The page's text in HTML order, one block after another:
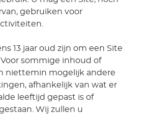
gebruiken voor
13 jaar oud zijn om een Site
sommige inhoud of
niettemin mogelijk andere
afhankelijk van wat er
leeftijd gepast is of
Wij zullen u